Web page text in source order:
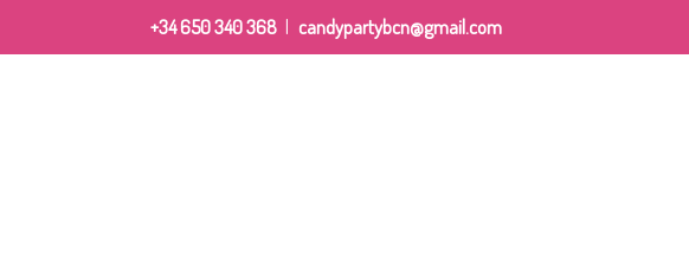
+34 650 340 368 | candypartybcn@gmail.com